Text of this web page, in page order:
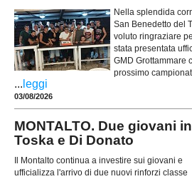
Nella splendida
San Benedetto del
voluto ringraziare
stata presentata
GMD Grottammare
prossimo
... leggi
03/08/2026
MONTALTO. Due giovani
Toska e Di Donato
Il Montalto continua a investire sui giovani e
ufficializza l'arrivo di due nuovi rinforzi classe